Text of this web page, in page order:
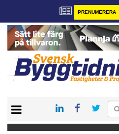
PRENUMERERA